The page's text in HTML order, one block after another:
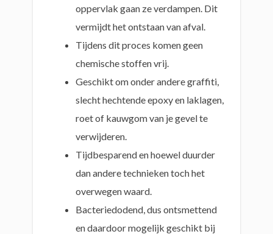
oppervlak gaan ze verdampen. Dit
vermijdt het ontstaan van afval.
Tijdens dit proces komen geen
chemische stoffen vrij.
Geschikt om onder andere graffiti,
slecht hechtende epoxy en laklagen,
roet of kauwgom van je gevel te
verwijderen.
Tijdbesparend en hoewel duurder
dan andere technieken toch het
overwegen waard.
Bacteriedodend, dus ontsmettend
en daardoor mogelijk geschikt bij